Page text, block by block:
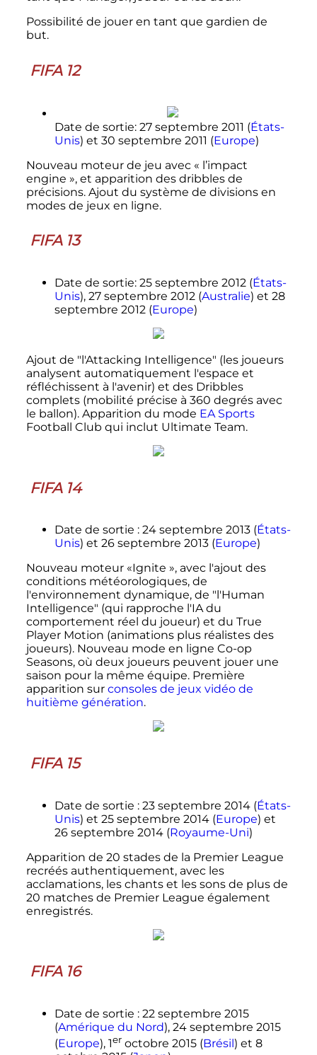
Possibilité de jouer en tant que gardien de
but.
FIFA 12
Date de sortie: 27 septembre 2011 (États-
Unis) et 30 septembre 2011 (Europe)
Nouveau moteur de jeu avec « l’impact
engine », et apparition des dribbles de
précisions. Ajout du système de divisions en
modes de jeux en ligne.
FIFA 13
Date de sortie: 25 septembre 2012 (États-
Unis), 27 septembre 2012 (Australie) et 28
septembre 2012 (Europe)
Ajout de "l'Attacking Intelligence" (les joueurs
analysent automatiquement l'espace et
réfléchissent à l'avenir) et des Dribbles
complets (mobilité précise à 360 degrés avec
le ballon). Apparition du mode EA Sports
Football Club qui inclut Ultimate Team.
FIFA 14
Date de sortie : 24 septembre 2013 (États-
Unis) et 26 septembre 2013 (Europe)
Nouveau moteur «Ignite », avec l'ajout des
conditions météorologiques, de
l'environnement dynamique, de "l'Human
Intelligence" (qui rapproche l'IA du
comportement réel du joueur) et du True
Player Motion (animations plus réalistes des
joueurs). Nouveau mode en ligne Co-op
Seasons, où deux joueurs peuvent jouer une
saison pour la même équipe. Première
apparition sur consoles de jeux vidéo de
huitième génération.
FIFA 15
Date de sortie : 23 septembre 2014 (États-
Unis) et 25 septembre 2014 (Europe) et
26 septembre 2014 (Royaume-Uni)
Apparition de 20 stades de la Premier League
recréés authentiquement, avec les
acclamations, les chants et les sons de plus de
20 matches de Premier League également
enregistrés.
FIFA 16
Date de sortie : 22 septembre 2015
(Amérique du Nord), 24 septembre 2015
(Europe), 1er octobre 2015 (Brésil ) et 8